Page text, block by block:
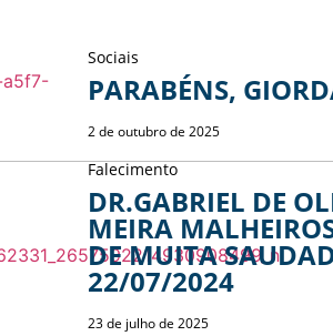
Sociais
PARABÉNS,
2 de outubro de 2025
Falecimento
DR.GABRIEL DE
MEIRA
DE MUITA
22/07/2024
23 de julho de 2025